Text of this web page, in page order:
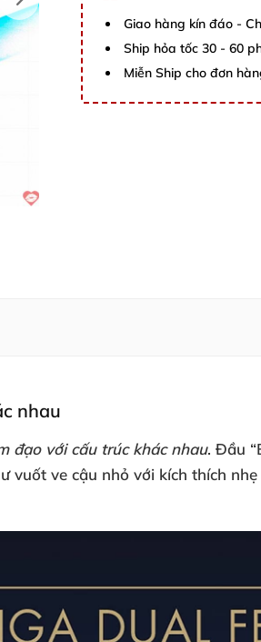
Giao hàng kín đáo -
Ship hỏa tốc 30 - 60
Miễn Ship cho đơn
nhau
đạo với cấu trúc khác nhau. Đầu
vuốt ve cậu nhỏ với kích thích